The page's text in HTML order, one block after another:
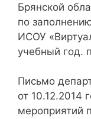
Брянской
по
ИСОУ
учебный год.
Письмо
от
мероприятий